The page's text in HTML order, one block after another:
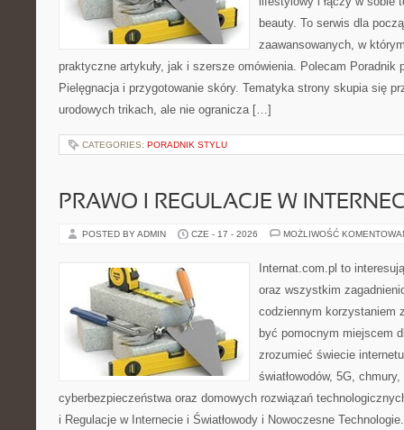
beauty. To serwis dla
zaawansowanych, w
praktyczne artykuły, jak i szersze omówienia. Polecam
Pielęgnacja i przygotowanie skóry. Tematyka strony skupia się
urodowych trikach, ale nie ogranicza […]
CATEGORIES: PORADNIK STYLU
PRAWO I REGULACJE W
POSTED BY ADMIN CZE - 17 - 2026 MOŻLIWOŚĆ
Internat.com.pl to
oraz wszystkim
codziennym korzystaniem
być pomocnym miejscem
zrozumieć świecie
światłowodów, 5G,
cyberbezpieczeństwa oraz domowych rozwiązań
i Regulacje w Internecie i Światłowody i Nowoczesne